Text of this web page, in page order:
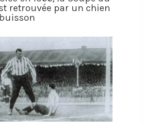
retrouvée par un chien